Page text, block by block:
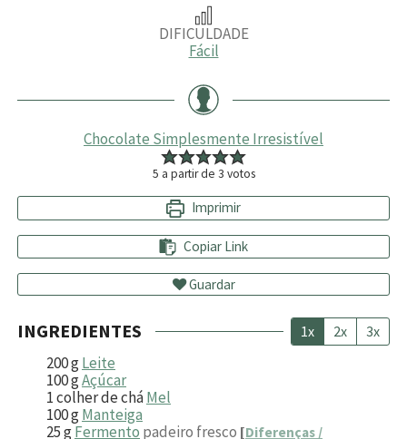
DIFICULDADE
Fácil
Chocolate Simplesmente Irresistível
5 a partir de 3 votos
Imprimir
Copiar Link
Guardar
INGREDIENTES 1x 2x 3x
200gLeite
100gAçúcar
1colher de cháMel
100gManteiga
25gFermento padeiro fresco [Diferenças /